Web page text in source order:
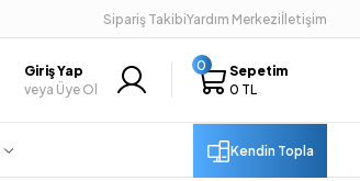
Sipariş TakibiYardım Merkeziİletişim
Giriş Yap
veya Üye Ol
0
Sepetim
0 TL
Kendin Topla